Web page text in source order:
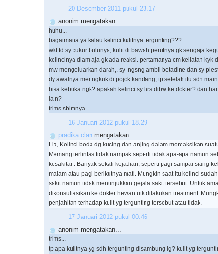
20 Desember 2011 pukul 23.17
anonim mengatakan...
huhu...
bagaimana ya kalau kelinci kulitnya tergunting???
wkt td sy cukur bulunya, kulit di bawah perutnya gk sengaja
kelincinya diam aja gk ada reaksi. pertamanya cm keliatan kyk
mw mengeluarkan darah,. sy lngsng ambil betadine dan sy
dy awalnya meringkuk di pojok kandang, tp setelah itu sdh
bisa kebuka ngk? apakah kelinci sy hrs dibw ke dokter? dan
lain?
trims sblmnya
16 Januari 2012 pukul 18.29
pradika clan mengatakan...
Lia, Kelinci beda dg kucing dan anjing dalam mereaksikan
Memang terlintas tidak nampak seperti tidak apa-apa namun
kesakitan. Banyak sekali kejadian, seperti pagi sampai siang
malam atau pagi berikutnya mati. Mungkin saat itu kelinci
sakit namun tidak menunjukkan gejala sakit tersebut. Untuk
dikonsultasikan ke dokter hewan utk dilakukan treatment.
penjahitan terhadap kulit yg tergunting tersebut atau tidak.
17 Januari 2012 pukul 00.46
anonim mengatakan...
trims...
tp apa kulitnya yg sdh tergunting disambung lg? kulit yg